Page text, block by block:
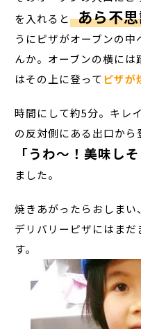
を入れると あら不
うにピザがオーブンの
んか。オーブンの横には
はその上に登ってピザが
時間にして約5分。キレ
の反対側にある出口か
「うわ～！美味しそ
ました。
焼きあがったらおしまい
デリバリーピザにはま
す。